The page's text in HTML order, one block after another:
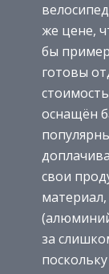
же цене,
бы
готовы
оснащён
свои
(алюминий
за